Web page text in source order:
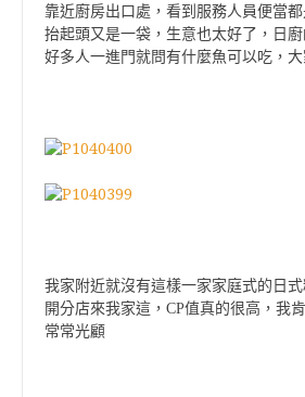
靠近廚房出口處，看到服務人員便當
抬起頭又是一袋，生意也太好了，日廚
好多人一進門就問有什麼魚可以吃，大
我家附近就沒有這樣一家家庭式的日
開分店來我家這，CP值真的很高，我
常常光顧